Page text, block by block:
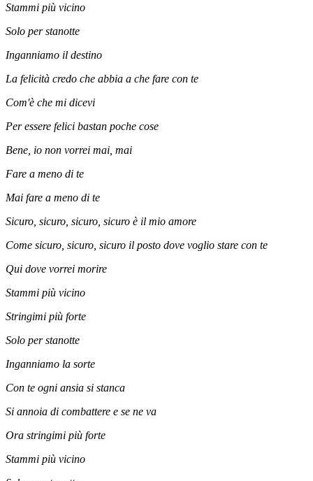
Stammi più vicino
Solo per stanotte
Inganniamo il destino
La felicità credo che abbia a che fare con te
Com'è che mi dicevi
Per essere felici bastan poche cose
Bene, io non vorrei mai, mai
Fare a meno di te
Mai fare a meno di te
Sicuro, sicuro, sicuro, sicuro è il mio amore
Come sicuro, sicuro, sicuro il posto dove voglio stare con te
Qui dove vorrei morire
Stammi più vicino
Stringimi più forte
Solo per stanotte
Inganniamo la sorte
Con te ogni ansia si stanca
Si annoia di combattere e se ne va
Ora stringimi più forte
Stammi più vicino